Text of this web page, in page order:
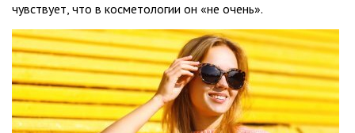
чувствует, что в косметологии он «не очень».